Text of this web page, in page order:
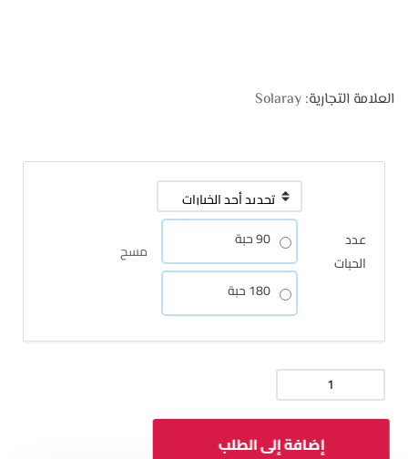
العلامة التجارية: Solaray
عدد
الحبات
90 حبة
180 حبة
مسح
كمية
سترات
إضافة إلى الطلب